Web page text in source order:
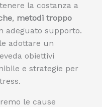
la costanza a
, metodi troppo
adeguato supporto.
adottare un
obiettivi
e strategie per
le cause